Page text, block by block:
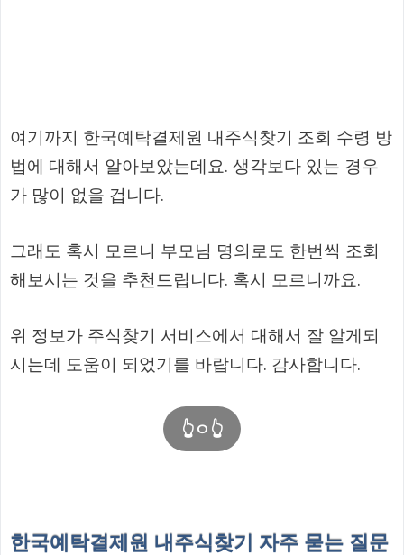
여기까지 한국예탁결제원 내주식찾기 조회 수령 방
법에 대해서 알아보았는데요. 생각보다 있는 경우
가 많이 없을 겁니다.
그래도 혹시 모르니 부모님 명의로도 한번씩 조회
해보시는 것을 추천드립니다. 혹시 모르니까요.
위 정보가 주식찾기 서비스에서 대해서 잘 알게되
시는데 도움이 되었기를 바랍니다. 감사합니다.
👆ㅇ👆
한국예탁결제원 내주식찾기 자주 묻는 질문